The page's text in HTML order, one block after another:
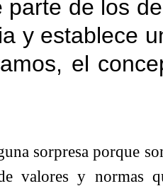
parte de los
y establece
el
sorpresa porque
valores y normas